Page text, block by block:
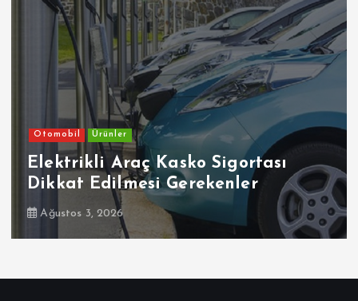
Otomobil Ürünler
Elektrikli Araç Kasko Sigortası
Dikkat Edilmesi Gerekenler
Ağustos 3, 2026